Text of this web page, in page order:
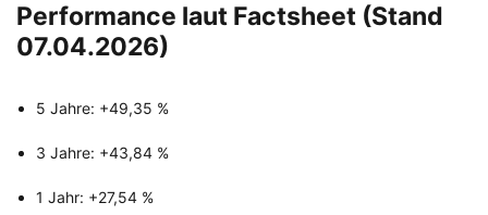
Performance laut Factsheet (Stand
07.04.2026)
5 Jahre: +49,35 %
3 Jahre: +43,84 %
1 Jahr: +27,54 %